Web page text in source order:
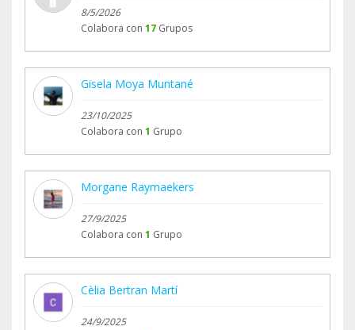
8/5/2026
Colabora con 17 Grupos
Gisela Moya Muntané
23/10/2025
Colabora con 1 Grupo
Morgane Raymaekers
27/9/2025
Colabora con 1 Grupo
Cèlia Bertran Martí
24/9/2025